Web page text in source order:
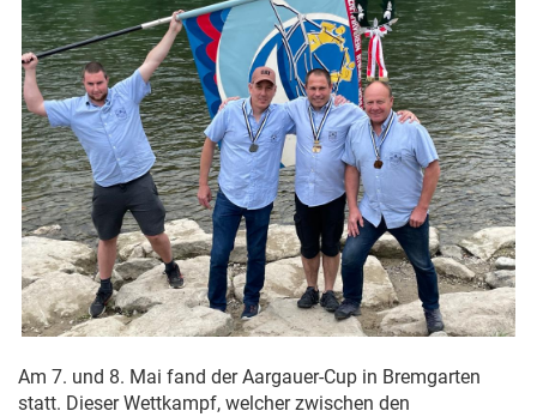
Am 7. und 8. Mai fand der Aargauer-Cup in Bremgarten
statt. Dieser Wettkampf, welcher zwischen den